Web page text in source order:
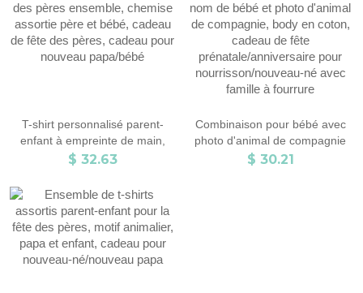
T-shirt personnalisé parent-
enfant à empreinte de main,
notre première chemise de fête
assortie père et bébé, cadeau
de fête des pères, cadeau pour
nouveau papa/bébé
$ 32.63
Combinaison pour bébé avec
photo d'animal de compagnie
personnalisée, nom de bébé et
$ 30.21